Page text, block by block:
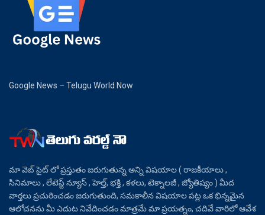
Google News – Telugu World Now
మా వెబ్ సైట్ లో ప్రస్తుతం జరుగుతున్న అన్ని విషయాల ( రాజకీయాలు ,
సినిమాలు , లేటెస్ట్ న్యూస్ , హెల్త్, భక్తి , కళలు, టెక్నాలజీ , జ్యోతిష్యం ) మీద
వార్తలు ప్రచురించడం జరుగుతుంది, సమకాలీన విషయాల పట్ల ఒక భిన్నమైన
ఆలోచనను మీ ఎదుట నివేదించడం మాత్రమే మా ప్రయత్నం, చదివే వారిలో ఆవేశ